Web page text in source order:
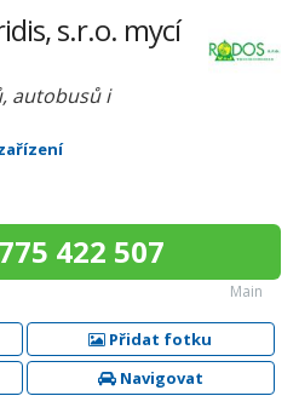
s.r.o. mycí
autobusů i
422 507
Main
Přidat fotku
Navigovat